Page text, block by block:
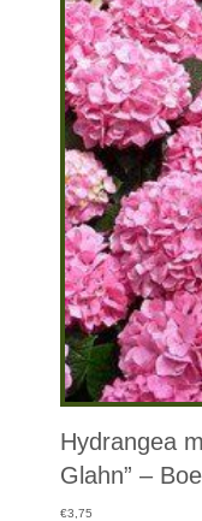
Hydrangea
Glahn” –
€3,75